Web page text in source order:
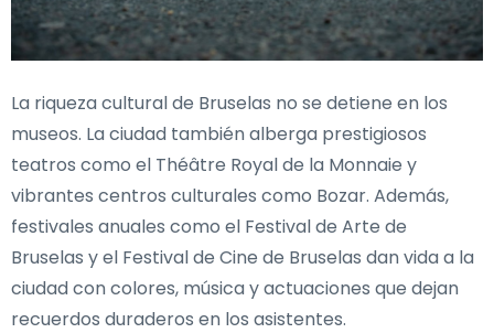
La riqueza cultural de Bruselas no se detiene en los
museos. La ciudad también alberga prestigiosos
teatros como el Théâtre Royal de la Monnaie y
vibrantes centros culturales como Bozar. Además,
festivales anuales como el Festival de Arte de
Bruselas y el Festival de Cine de Bruselas dan vida a la
ciudad con colores, música y actuaciones que dejan
recuerdos duraderos en los asistentes.